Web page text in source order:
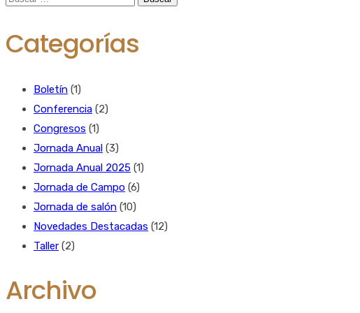
Categorías
Boletín (1)
Conferencia (2)
Congresos (1)
Jornada Anual (3)
Jornada Anual 2025 (1)
Jornada de Campo (6)
Jornada de salón (10)
Novedades Destacadas (12)
Taller (2)
Archivo